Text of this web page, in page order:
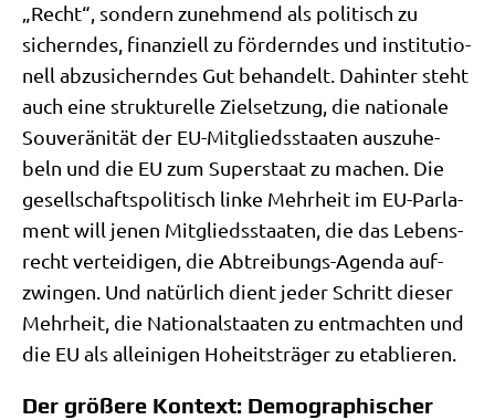
„Recht“, son­dern zuneh­mend als poli­tisch zu
sichern­des, finan­zi­ell zu för­dern­des und insti­tu­tio­
nell abzu­si­chern­des Gut behan­delt. Dahin­ter steht
auch eine struk­tu­rel­le Ziel­set­zung, die natio­na­le
Sou­ve­rä­ni­tät der EU-Mit­glieds­staa­ten aus­zu­he­
beln und die EU zum Super­staat zu machen. Die
gesell­schafts­po­li­tisch lin­ke Mehr­heit im EU-Par­la­
ment will jenen Mit­glieds­staa­ten, die das Lebens­
recht ver­tei­di­gen, die Abtrei­bungs-Agen­da auf­
zwin­gen. Und natür­lich dient jeder Schritt die­ser
Mehr­heit, die Natio­nal­staa­ten zu ent­mach­ten und
die EU als allei­ni­gen Hoheits­trä­ger zu etablieren.
Der größere Kontext: Demographischer